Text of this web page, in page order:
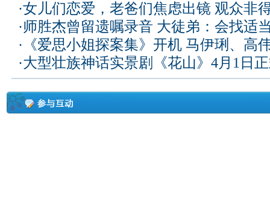
·女儿们恋爱，老爸们焦虑出镜 观众非
·师胜杰曾留遗嘱录音 大徒弟：会找适
· 《爱思小姐探案集》开机 马伊琍、高
·大型壮族神话实景剧《花山》4月1日